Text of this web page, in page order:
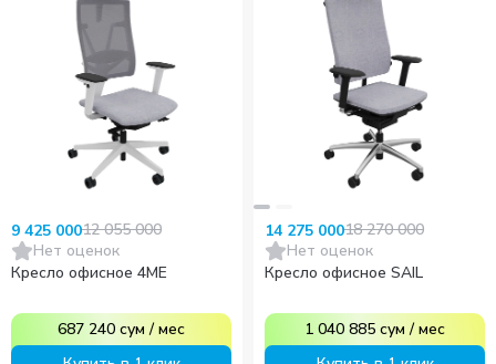
9 425 00012 055 000
Нет оценок
Кресло офисное 4ME
687 240 сум /мес
14 275 00018 270 000
Нет оценок
Кресло офисное SAIL
1 040 885 сум /мес